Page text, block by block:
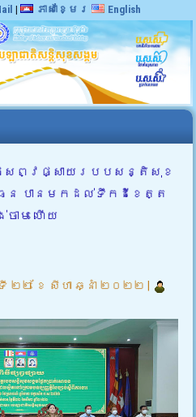
| ភាសាខ្មែរ English
ផ្សព្វផ្សាយរបបសន្តិសុខ
ន បានមកដល់ទឹកដីខេត្ត
ាម ហើយ
២២ ខែ សីហា ឆ្នាំ ២០២២